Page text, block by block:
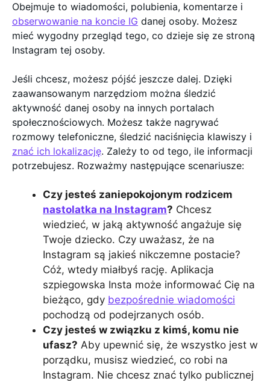
Obejmuje to wiadomości, polubienia, komentarze i
obserwowanie na koncie IG danej osoby. Możesz
mieć wygodny przegląd tego, co dzieje się ze stroną
Instagram tej osoby.
Jeśli chcesz, możesz pójść jeszcze dalej. Dzięki
zaawansowanym narzędziom można śledzić
aktywność danej osoby na innych portalach
społecznościowych. Możesz także nagrywać
rozmowy telefoniczne, śledzić naciśnięcia klawiszy i
znać ich lokalizację. Zależy to od tego, ile informacji
potrzebujesz. Rozważmy następujące scenariusze:
Czy jesteś zaniepokojonym rodzicem
nastolatka na Instagram? Chcesz
wiedzieć, w jaką aktywność angażuje się
Twoje dziecko. Czy uważasz, że na
Instagram są jakieś nikczemne postacie?
Cóż, wtedy miałbyś rację. Aplikacja
szpiegowska Insta może informować Cię na
bieżąco, gdy bezpośrednie wiadomości
pochodzą od podejrzanych osób.
Czy jesteś w związku z kimś, komu nie
ufasz? Aby upewnić się, że wszystko jest w
porządku, musisz wiedzieć, co robi na
Instagram. Nie chcesz znać tylko publicznej